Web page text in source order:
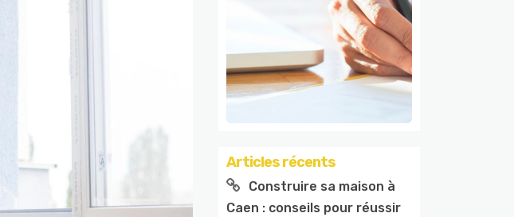
Articles récents
Construire sa maison à
Caen : conseils pour réussir